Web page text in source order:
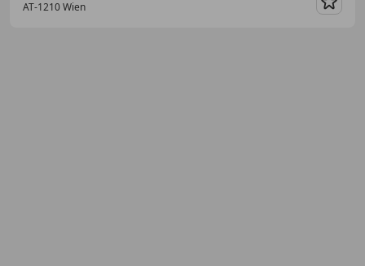
AT-1210 Wien